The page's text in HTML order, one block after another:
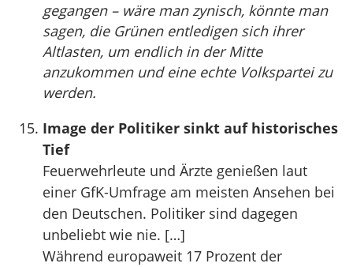
gegangen – wäre man zynisch, könnte man
sagen, die Grünen entledigen sich ihrer
Altlasten, um endlich in der Mitte
anzukommen und eine echte Volkspartei zu
werden.
Image der Politiker sinkt auf historisches
Tief
Feuerwehrleute und Ärzte genießen laut
einer GfK-Umfrage am meisten Ansehen bei
den Deutschen. Politiker sind dagegen
unbeliebt wie nie. […]
Während europaweit 17 Prozent der